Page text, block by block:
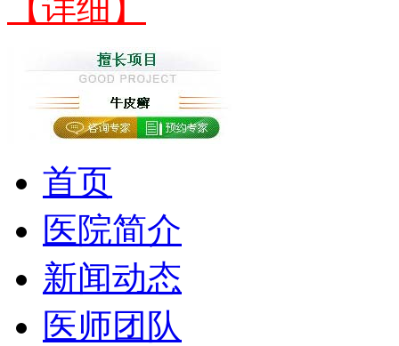
【详细】
首页
医院简介
新闻动态
医师团队